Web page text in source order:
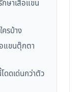
กษาเสื้อแขน
รบ้าง
แขนตุ๊กตา
ดดเด่นกว่าตัว